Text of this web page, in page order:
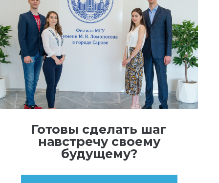
Готовы сделать шаг
навстречу своему
будущему?